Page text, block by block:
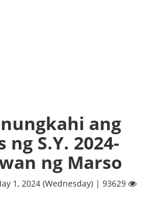
ang
S.Y. 2024-
ng Marso
1, 2024 (Wednesday) | 93629